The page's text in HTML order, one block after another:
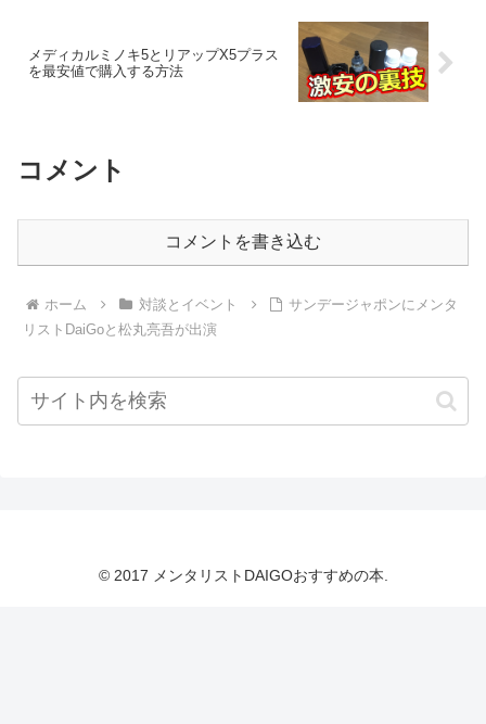
メディカルミノキ5とリアップX5プラス
を最安値で購入する方法
コメント
コメントを書き込む
ホーム 対談とイベント
サンデージャポンにメンタ
リストDaiGoと松丸亮吾が出演
© 2017 メンタリストDAIGOおすすめの本.